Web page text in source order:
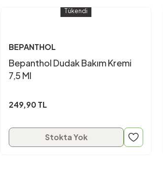
Tükendi
BEPANTHOL
Bepanthol Dudak Bakım Kremi
7,5 Ml
249,90 TL
Stokta Yok